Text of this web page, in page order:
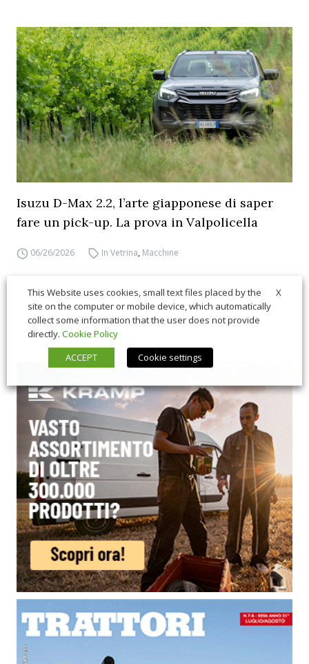
Isuzu D-Max 2.2, l’arte giapponese di saper
fare un pick-up. La prova in Valpolicella
06/26/2026 In Vetrina, Macchine
X
This Website uses cookies, small text files placed by the
site on the computer or mobile device, which automatically
collect some information that the user does not provide
directly. Cookie Policy
ACCEPT
Cookie settings